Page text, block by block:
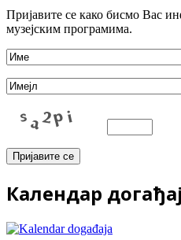
Пријавите се како бисмо Вас
музејским програмима.
Календар